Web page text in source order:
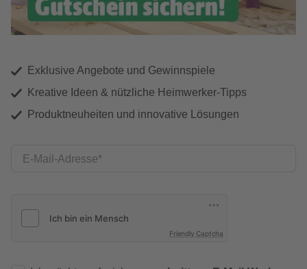
Exklusive Angebote und Gewinnspiele
Kreative Ideen & nützliche Heimwerker-Tipps
Produktneuheiten und innovative Lösungen
E-Mail-Adresse
Friendly Captcha